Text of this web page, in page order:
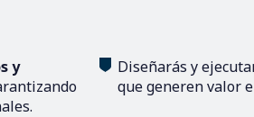
y
Diseñarás y
que generen valor